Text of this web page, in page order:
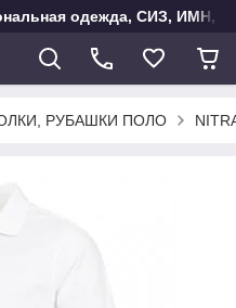
одежда, СИЗ, ИМН,
РУБАШКИ ПОЛО